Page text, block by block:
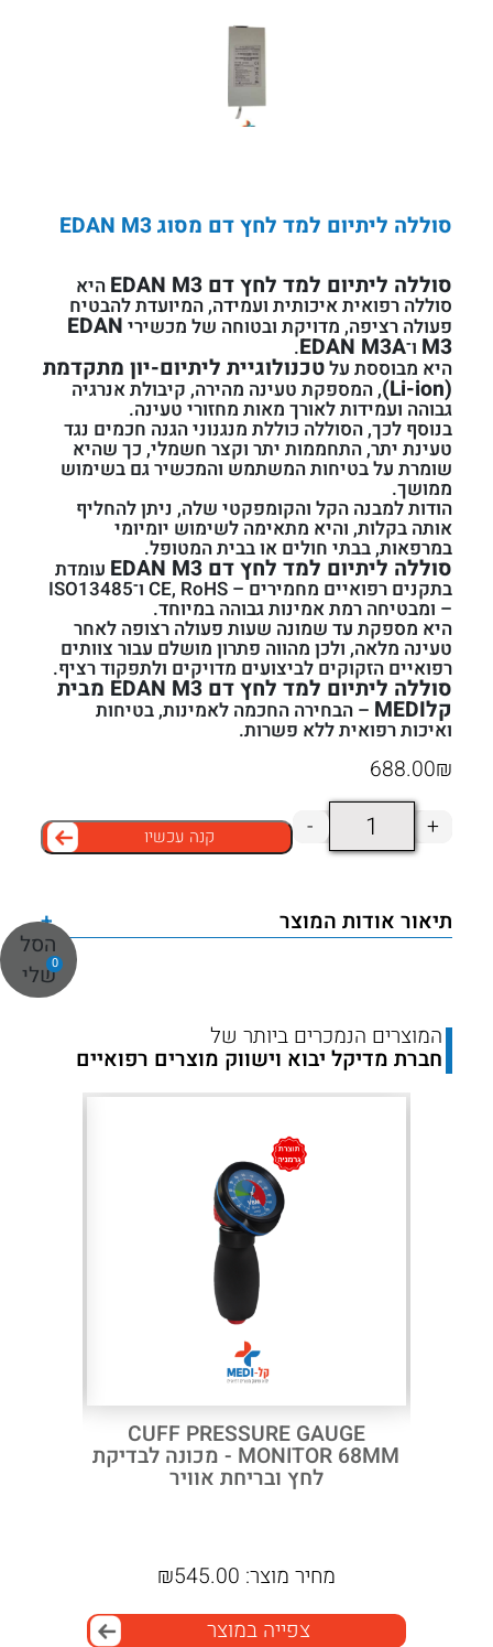
0
הסל
שלי
סוללה ליתיום למד לחץ דם מסוג EDAN M3
סוללה ליתיום למד לחץ דם EDAN M3
היא
סוללה רפואית איכותית ועמידה, המיועדת להבטיח
פעולה רציפה, מדויקת ובטוחה של מכשירי EDAN
M3 ו־EDAN M3A
.
היא מבוססת עלטכנולוגיית ליתיום-יון מתקדמת
(Li-ion) , המספקת טעינה מהירה, קיבולת אנרגיה
גבוהה ועמידות לאורך מאות מחזורי טעינה.
בנוסף לכך, הסוללה כוללת מנגנוני הגנה חכמים נגד
טעינת יתר, התחממות יתר וקצר חשמלי, כך שהיא
שומרת על בטיחות המשתמש והמכשיר גם בשימוש
ממושך.
הודות למבנה הקל והקומפקטי שלה, ניתן להחליף
אותה בקלות, והיא מתאימה לשימוש יומיומי
במרפאות, בבתי חולים או בבית המטופל.
סוללה ליתיום למד לחץ דם EDAN M3 עומדת
בתקנים רפואיים מחמירים – CE, RoHS ו־ISO13485
– ומבטיחה רמת אמינות גבוהה במיוחד.
היא מספקת עד שמונה שעות פעולה רצופה לאחר
טעינה מלאה, ולכן מהווה פתרון מושלם עבור צוותים
רפואיים הזקוקים לביצועים מדויקים ולתפקוד רציף.
סוללה ליתיום למד לחץ דם EDAN M3 מבית
קלMEDI – הבחירה החכמה לאמינות, בטיחות
ואיכות רפואית ללא פשרות.
₪
688.00
+ כמות
של
ליתיום
למד
מסוג
EDAN
M3
- קנה עכשיו
תיאור אודות המוצר +
המוצרים הנמכרים ביותר של
חברת מדיקל יבוא וישווק מוצרים רפואיים
CUFF PRESSURE GAUGE
MONITOR 68MM - מכונה לבדיקת
לחץ ובריחת אוויר
מחיר מוצר: ₪545.00
צפייה במוצר